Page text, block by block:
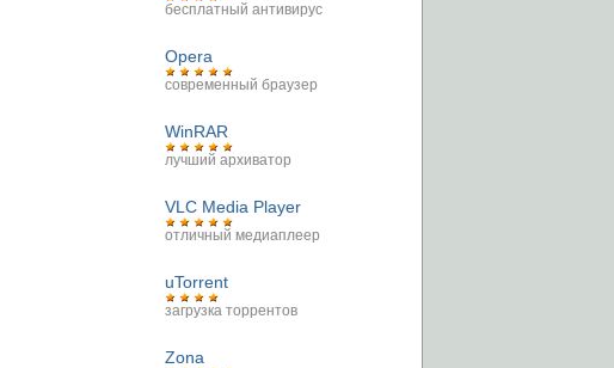
бесплатный антивирус
Opera
современный браузер
WinRAR
лучший архиватор
VLC Media Player
отличный медиаплеер
uTorrent
загрузка торрентов
Zona